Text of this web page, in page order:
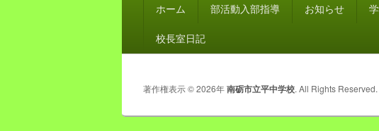
ホーム 部活動入部指導 お知らせ
校長室日記
著作権表示 © 2026年南砺市立平中学校. All Rights Reserved.